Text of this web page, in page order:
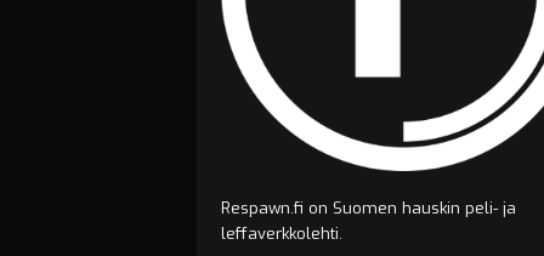
Respawn.fi on Suomen hauskin peli- ja
leffaverkkolehti.